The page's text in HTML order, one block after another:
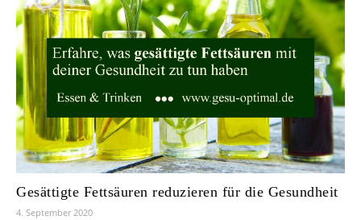
Gesättigte Fettsäuren reduzieren für die Gesundheit
4. September 2020